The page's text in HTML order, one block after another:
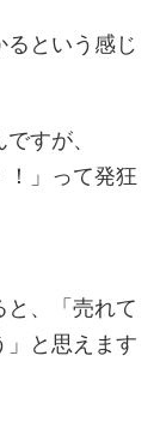
という感じ
すが、
！」って発狂
、「売れて
」と思えます